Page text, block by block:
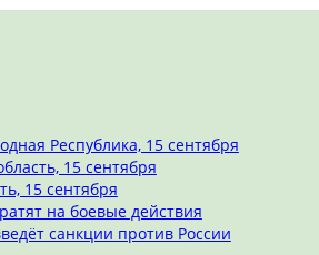
Республика, 15 сентября
15 сентября
15 сентября
на боевые действия
санкции против России